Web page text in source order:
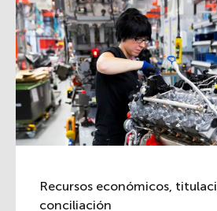
Recursos económicos,
conciliación